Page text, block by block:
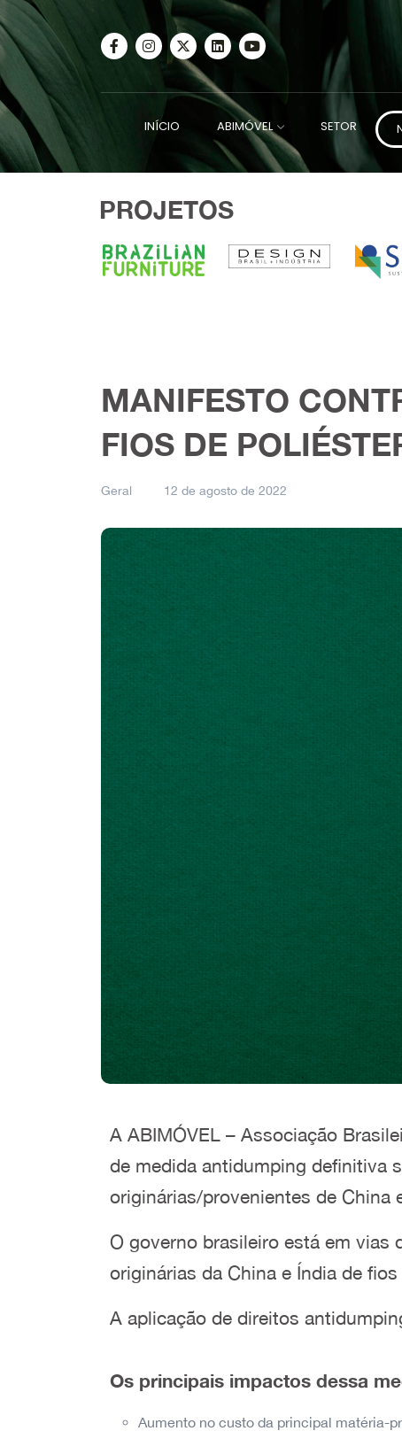
INÍCIO ABIMÓVEL SETOR
PROJETOS
MANIFESTO
FIOS DE
Geral 12 de agosto de 2022
A ABIMÓVEL – Associação
de medida antidumping definitiva
originárias/provenientes de China
O governo brasileiro está em vias
originárias da China e Índia de
A aplicação de direitos
Os principais impactos dessa
Aumento no custo da principal matéria-